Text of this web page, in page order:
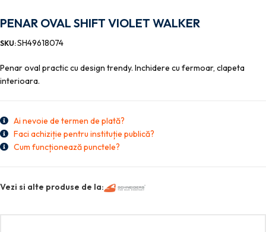
PENAR OVAL SHIFT VIOLET WALKER
SKU:SH49618074
Penar oval practic cu design trendy. Inchidere cu fermoar, clapeta
interioara.
Ai nevoie de termen de plată?
Faci achiziție pentru instituție publică?
Cum funcționează punctele?
Vezi si alte produse de la: